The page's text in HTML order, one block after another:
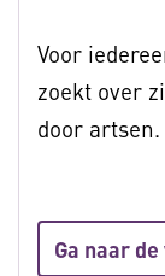
Voor
zoekt over
door artsen.
Ga naar